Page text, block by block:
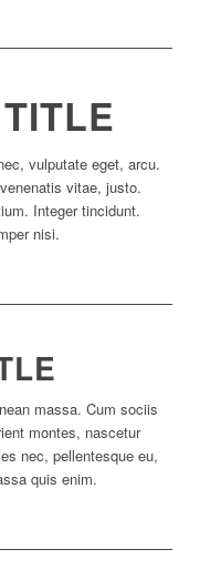
vulputate eget, arcu.
vitae, justo.
Integer tincidunt.
nisi.
massa. Cum sociis
montes, nascetur
nec, pellentesque eu,
quis enim.